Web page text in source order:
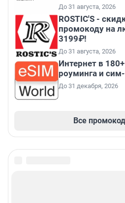
До 31 августа, 2026
ROSTIC'S -
промокоду на
3199₽!
До 31 августа, 2026
Интернет в
роуминга и
До 31 декабря, 2026
Все